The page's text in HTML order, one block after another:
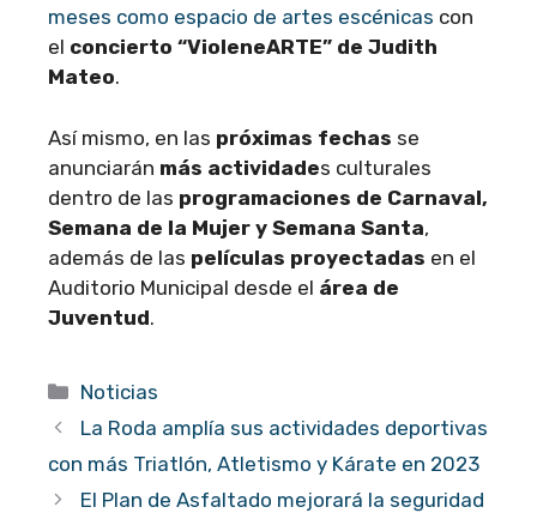
meses como espacio de artes escénicas con
el concierto “VioleneARTE” de Judith
Mateo.
Así mismo, en las próximas fechas se
anunciarán más actividades culturales
dentro de las programaciones de Carnaval,
Semana de la Mujer y Semana Santa,
además de las películas proyectadas en el
Auditorio Municipal desde el área de
Juventud.
Categorías
Noticias
La Roda amplía sus actividades deportivas
con más Triatlón, Atletismo y Kárate en 2023
El Plan de Asfaltado mejorará la seguridad